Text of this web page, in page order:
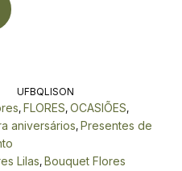
UFBQLISON
, FLORES, OCASIÕES,
aniversários, Presentes de
Lilas, Bouquet Flores